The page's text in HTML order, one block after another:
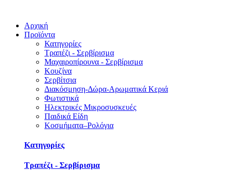
Αρχική
Προϊόντα
Κατηγορίες
Τραπέζι - Σερβίρισμα
Μαχαιροπίρουνα - Σερβίρισμα
Κουζίνα
Σερβίτσια
Διακόσμηση-Δώρα-Αρωματικά Κεριά
Φωτιστικά
Ηλεκτρικές Μικροσυσκευές
Παιδικά Είδη
Κοσμήματα–Ρολόγια
Κατηγορίες
Τραπέζι - Σερβίρισμα